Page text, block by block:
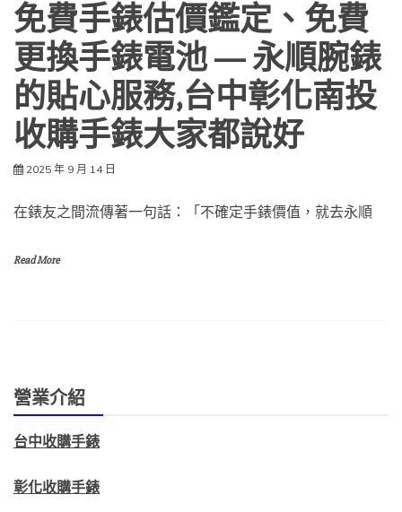
免費手錶估價鑑定、免費
更換手錶電池 — 永順腕錶
的貼心服務,台中彰化南投
收購手錶大家都說好
2025 年 9 月 14 日
在錶友之間流傳著一句話：「不確定手錶價值，就去永順
Read More
營業介紹
台中收購手錶
彰化收購手錶